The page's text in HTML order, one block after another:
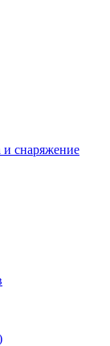
и снаряжение